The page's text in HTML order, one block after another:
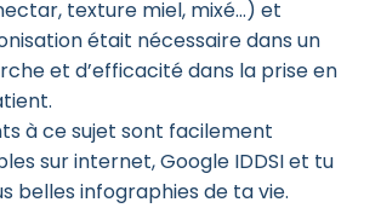
texture miel, mixé…) et
était nécessaire dans un
et d’efficacité dans la prise en
à ce sujet sont facilement
sur internet, Google IDDSI et tu
belles infographies de ta vie.